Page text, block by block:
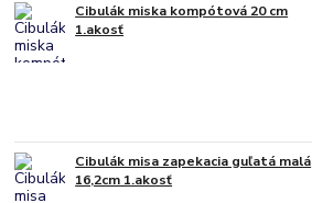
Cibulák miska kompótová 20 cm
1.akosť
Cibulák misa zapekacia guľatá malá
16,2cm 1.akosť